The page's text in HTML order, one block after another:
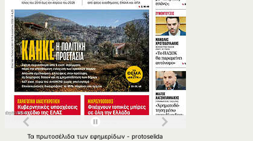
Ταπρωτοσέλιδατωνεφημερίδων-protoselida